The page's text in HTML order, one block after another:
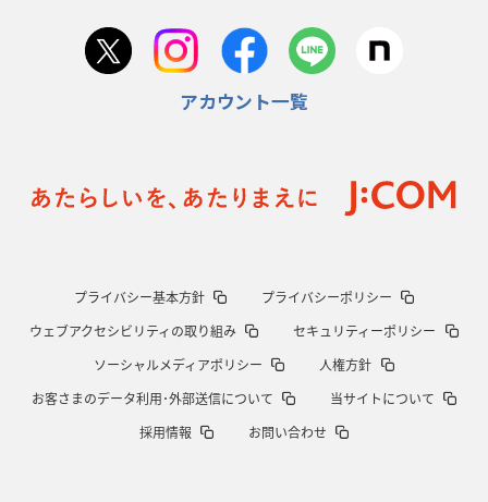
首位スピアーズ、充実の攻撃力 「湧き出る」パスでトライ量産
2026年1月8日(木)更新
ルディケ「15番はゲームドライバ
2025年12月25日(木)更新
2025年12月18日(木)更新
アカウント一覧
プライバシー基本方針
プライバシーポリシー
ウェブアクセシビリティの取り組み
セキュリティーポリシー
ソーシャルメディアポリシー
人権方針
お客さまのデータ利用･外部送信について
当サイトについて
採用情報
お問い合わせ